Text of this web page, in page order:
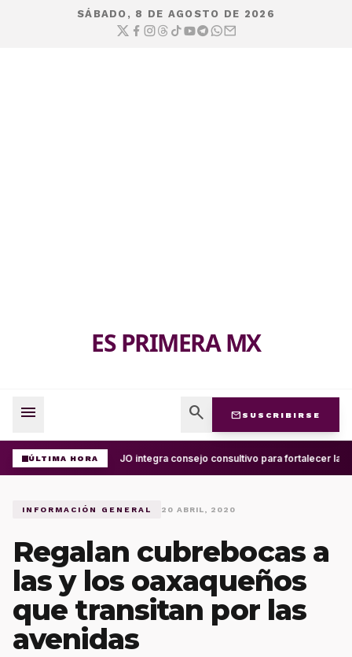
SÁBADO, 8 DE AGOSTO DE 2026
ES PRIMERA MX
menu search mail SUSCRIBIRSE
ÚLTIMA HORAUABJO integra consejo consultivo para fortalecer la
INFORMACIÓN GENERAL 20 ABRIL, 2020
Regalan cubrebocas a
las y los oaxaqueños
que transitan por las
avenidas